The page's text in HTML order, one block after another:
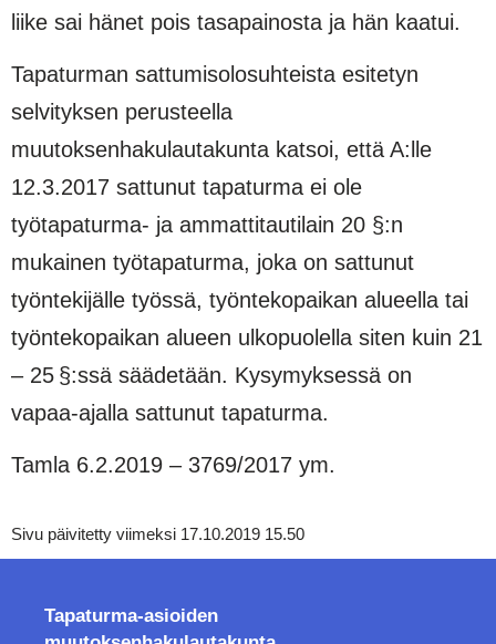
liike sai hänet pois tasapainosta ja hän kaatui.
Tapaturman sattumisolosuhteista esitetyn
selvityksen perusteella
muutoksenhakulautakunta katsoi, että A:lle
12.3.2017 sattunut tapaturma ei ole
työtapaturma- ja ammattitautilain 20 §:n
mukainen työtapaturma, joka on sattunut
työntekijälle työssä, työntekopaikan alueella tai
työntekopaikan alueen ulkopuolella siten kuin 21
– 25 §:ssä säädetään. Kysymyksessä on
vapaa-ajalla sattunut tapaturma.
Tamla 6.2.2019 – 3769/2017 ym.
Sivu päivitetty viimeksi 17.10.2019 15.50
Tapaturma-asioiden